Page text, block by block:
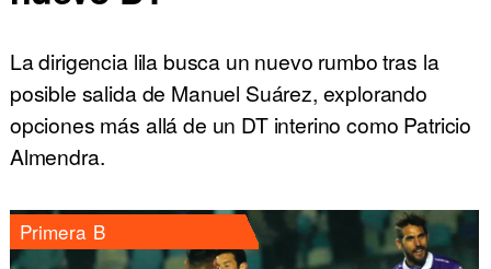
La dirigencia lila busca un nuevo rumbo tras la
posible salida de Manuel Suárez, explorando
opciones más allá de un DT interino como Patricio
Almendra.
Primera B